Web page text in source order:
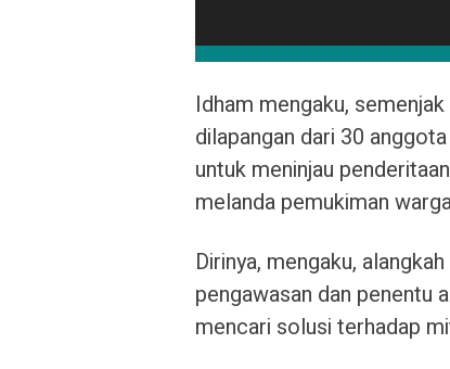
Idham mengaku,
dilapangan dari 30
untuk meninjau
melanda pemukiman
Dirinya, mengaku,
pengawasan dan penentu
mencari solusi terhadap